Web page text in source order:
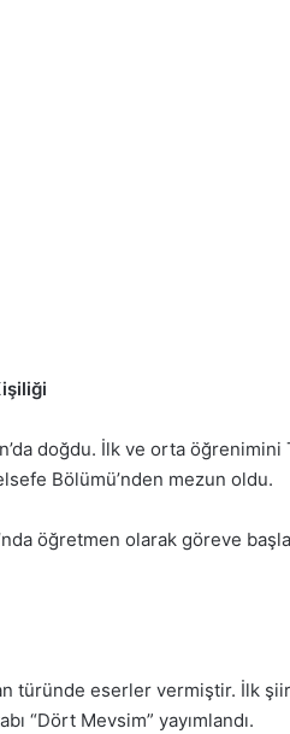
doğdu. İlk ve orta öğrenimini
Bölümü’nden mezun oldu.
öğretmen olarak göreve
türünde eserler vermiştir. İlk
“Dört Mevsim” yayımlandı.